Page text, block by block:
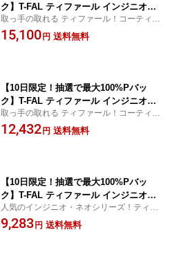
ク】T-FAL ティファール インジニオ・
ネオ ヴィンテージボルドー・インテン
ス セット10 L43992 （ガス火専用）
取っ手の取れる ティファール！コーティン
グの耐久性がアップし、ときめくような使
い心地がずっと続く！
15,100 円 送料無料
【10日限定！抽選で最大100%Pバッ
ク】T-FAL ティファール インジニオ・
ネオ ハードチタニウム・インテンス セ
ット9 L43891（ガス火専用）【取っ手が
取っ手の取れる ティファール！コーティン
グの耐久性がアップし、ときめくような使
い心地がずっと続く！
12,432 円 送料無料
【10日限定！抽選で最大100%Pバッ
ク】T-FAL ティファール インジニオ・
ネオ IHマロンブラウン・アンリミテッ
ド セット3 L38590（ガス火・IH対応）
人気のインジニオ・ネオシリーズ！ティフ
ァール史上最高峰の耐久性と熱伝導性を実
現！
9,283 円 送料無料